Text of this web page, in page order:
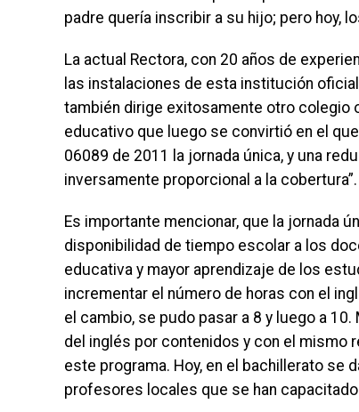
padre quería inscribir a su hijo; pero hoy,
La actual Rectora, con 20 años de
las instalaciones de esta institución
también dirige exitosamente otro colegio
educativo que luego se convirtió en el
06089 de 2011 la jornada única, y una
inversamente proporcional a la cobertura”.
Es importante mencionar, que la jornada
disponibilidad de tiempo escolar a los
educativa y mayor aprendizaje de los
incrementar el número de horas con el
el cambio, se pudo pasar a 8 y luego a
del inglés por contenidos y con el
este programa. Hoy, en el bachillerato se
profesores locales que se han